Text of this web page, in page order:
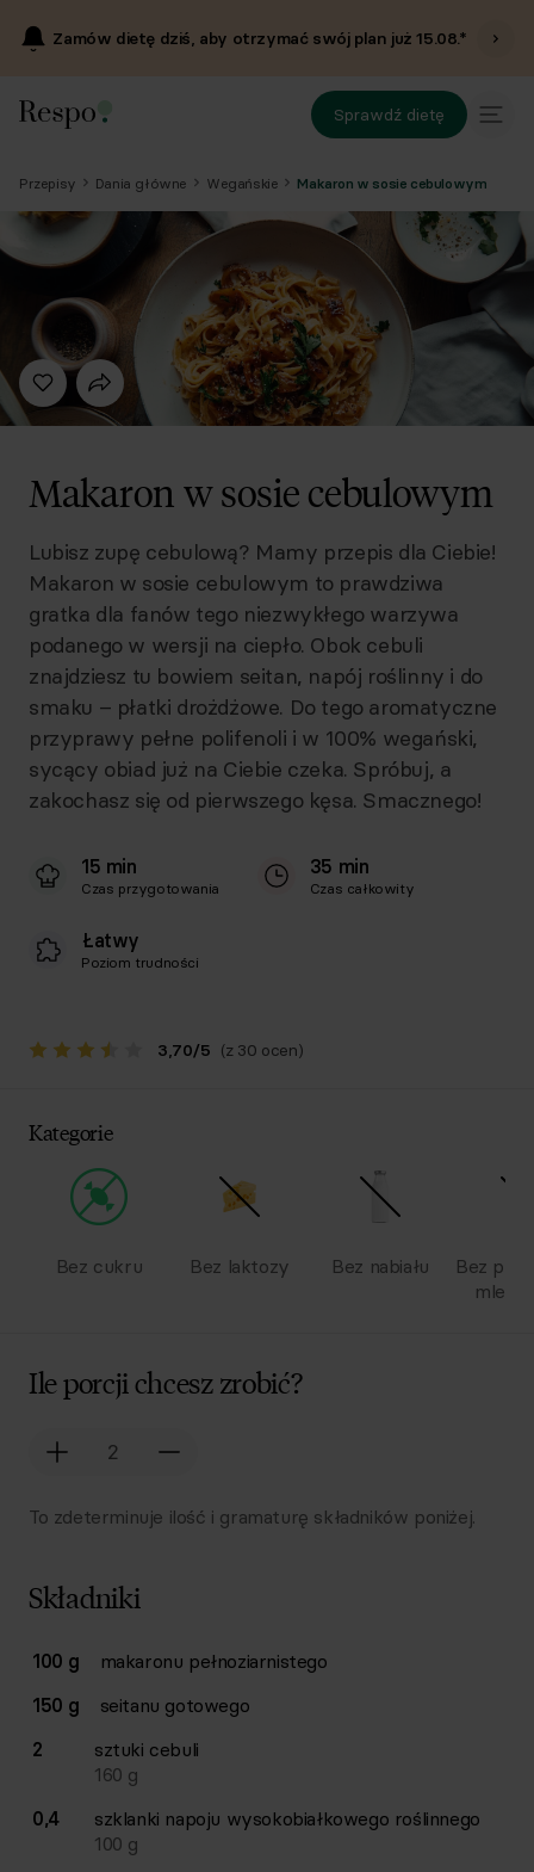
Zamów dietę dziś, aby otrzymać swój plan już15.08.*
Sprawdź dietę
Przepisy Dania główne Wegańskie Makaron w sosie cebulowym
Makaron w sosie cebulowym
Lubisz zupę cebulową? Mamy przepis dla Ciebie!
Makaron w sosie cebulowym to prawdziwa
gratka dla fanów tego niezwykłego warzywa
podanego w wersji na ciepło. Obok cebuli
znajdziesz tu bowiem seitan, napój roślinny i do
smaku – płatki drożdżowe. Do tego aromatyczne
przyprawy pełne polifenoli i w 100% wegański,
sycący obiad już na Ciebie czeka. Spróbuj, a
zakochasz się od pierwszego kęsa. Smacznego!
15 min
Czas przygotowania
35 min
Czas całkowity
Łatwy
Poziom trudności
3,70/5 (z 30 ocen)
Kategorie
Bez cukru Bez laktozy Bez nabiału
Bez
Ile porcji chcesz zrobić?
To zdeterminuje ilość i gramaturę składników poniżej.
Składniki
Lista składników przepisu z ilościami i wagami
Ilość Składnik
100 g
makaronu pełnoziarnistego
150 g
seitanu gotowego
2
sztuki cebuli
160 g
0,4
szklanki napoju wysokobiałkowego roślinnego
100 g